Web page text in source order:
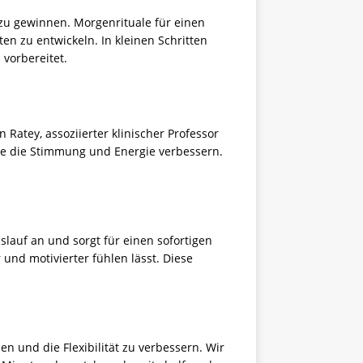
gewinnen. Morgenrituale für einen
zu entwickeln. In kleinen Schritten
vorbereitet.
assoziierter klinischer Professor
die Stimmung und Energie verbessern.
an und sorgt für einen sofortigen
motivierter fühlen lässt. Diese
und die Flexibilität zu verbessern. Wir